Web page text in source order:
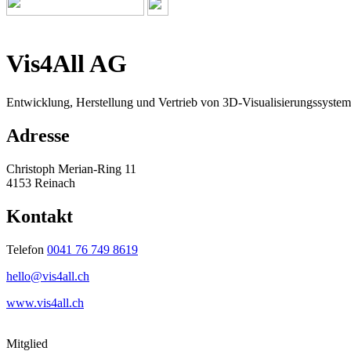
Vis4All AG
Entwicklung, Herstellung und Vertrieb von 3D-
Adresse
Christoph Merian-Ring 11
4153 Reinach
Kontakt
Telefon 0041 76 749 8619
hello@vis4all.ch
www.vis4all.ch
Mitglied